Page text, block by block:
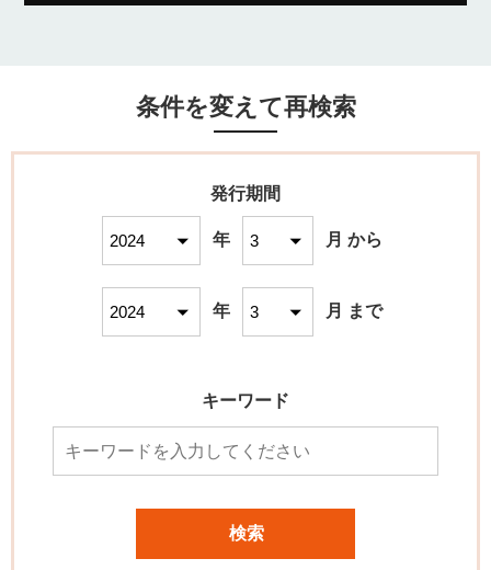
条件を変えて再検索
発行期間
年 月 から
年 月 まで
キーワード
検索